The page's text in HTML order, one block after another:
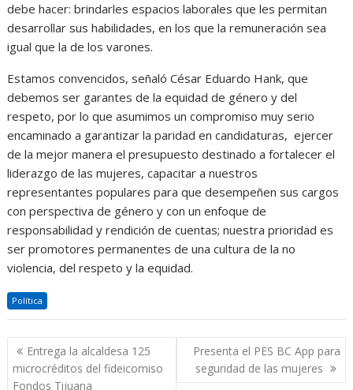
debe hacer: brindarles espacios laborales que les permitan
desarrollar sus habilidades, en los que la remuneración sea
igual que la de los varones.
Estamos convencidos, señaló César Eduardo Hank, que
debemos ser garantes de la equidad de género y del
respeto, por lo que asumimos un compromiso muy serio
encaminado a garantizar la paridad en candidaturas, ejercer
de la mejor manera el presupuesto destinado a fortalecer el
liderazgo de las mujeres, capacitar a nuestros
representantes populares para que desempeñen sus cargos
con perspectiva de género y con un enfoque de
responsabilidad y rendición de cuentas; nuestra prioridad es
ser promotores permanentes de una cultura de la no
violencia, del respeto y la equidad.
Política
Navegación
de
Entrega la alcaldesa 125
microcréditos del fideicomiso
Fondos Tijuana
Presenta el PES BC App para
seguridad de las mujeres